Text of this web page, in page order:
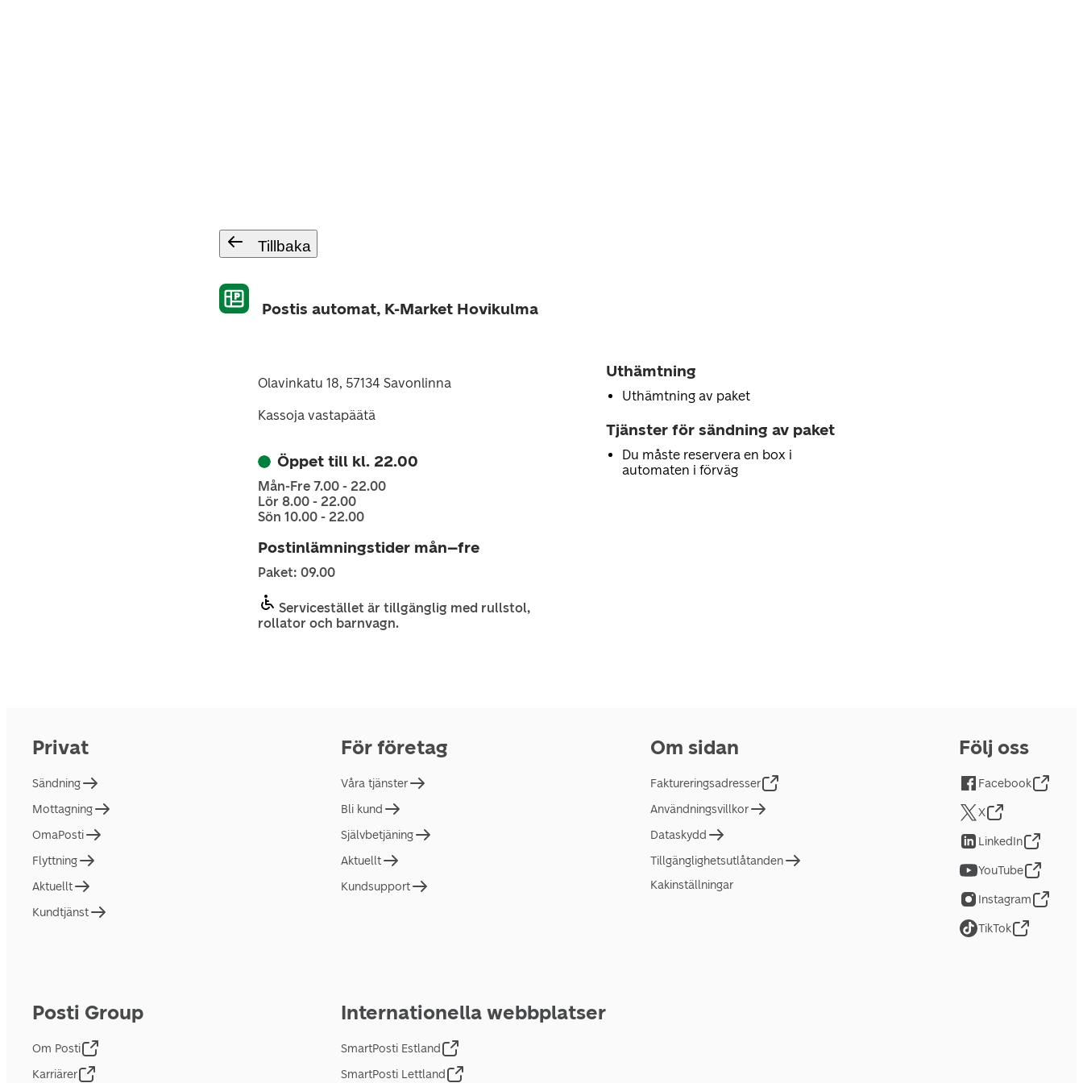
Tillbaka
Postis automat, K-Market Hovikulma
Olavinkatu 18, 57134 Savonlinna
Kassoja vastapäätä
Öppet till kl. 22.00
Mån-Fre 7.00 - 22.00
Lör 8.00 - 22.00
Sön 10.00 - 22.00
Postinlämningstider mån–fre
Paket: 09.00
Servicestället är tillgänglig med rullstol,
rollator och barnvagn.
Uthämtning
Uthämtning av paket
Tjänster för sändning av paket
Du måste reservera en box i
automaten i förväg
Privat
Sändning
Mottagning
OmaPosti
Flyttning
Aktuellt
Kundtjänst
För företag
Våra tjänster
Bli kund
Självbetjäning
Aktuellt
Kundsupport
Om sidan
Faktureringsadresser
Användningsvillkor
Dataskydd
Tillgänglighetsutlåtanden
Kakinställningar
Posti Group
Om Posti
Karriärer
Internationella webbplatser
SmartPosti Estland
SmartPosti Lettland
Följ oss
Facebook
X
LinkedIn
YouTube
Instagram
TikTok